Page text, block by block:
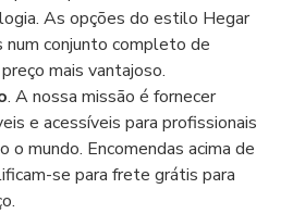
As opções do estilo Hegar
num conjunto completo de
mais vantajoso.
. A nossa missão é fornecer
​​e acessíveis para profissionais
o mundo. Encomendas acima de
se para frete grátis para